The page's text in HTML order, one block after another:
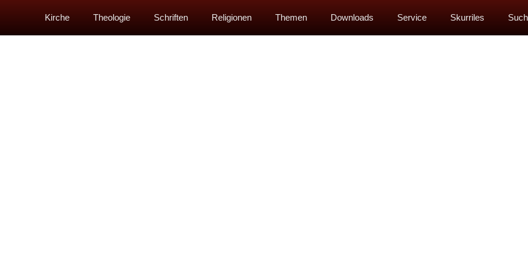
Kirche Theologie Schriften Religionen Themen Downloads Service Skurriles